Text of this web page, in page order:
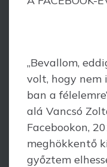
„Bevallom,
volt, hogy
ban a
alá Vancsó
Facebookon,
meghökkentő
győztem